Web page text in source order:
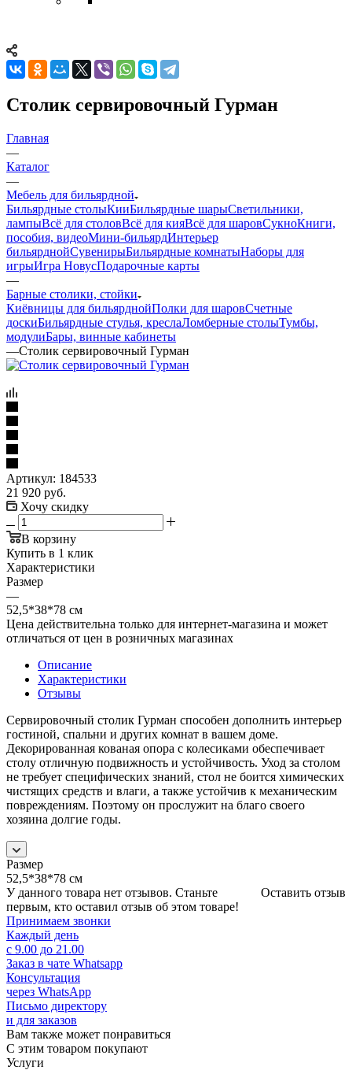
Столик сервировочный Гурман
Главная
—
Каталог
—
Мебель для бильярдной
Бильярдные столыКииБильярдные шарыСветильники,
лампыВсё для столовВсё для кияВсё для шаровСукноКниги,
пособия, видеоМини-бильярдИнтерьер
бильярднойСувенирыБильярдные комнатыНаборы для
игрыИгра НовусПодарочные карты
—
Барные столики, стойки
Киёвницы для бильярднойПолки для шаровСчетные
доскиБильярдные стулья, креслаЛомберные столыТумбы,
модулиБары, винные кабинеты
—Столик сервировочный Гурман
Артикул: 184533
21 920 руб.
Хочу скидку
В корзину
Купить в 1 клик
Характеристики
Размер
—
52,5*38*78 см
Цена действительна только для интернет-магазина и может
отличаться от цен в розничных магазинах
Описание
Характеристики
Отзывы
Сервировочный столик Гурман способен дополнить интерьер
гостиной, спальни и других комнат в вашем доме.
Декорированная кованая опора с колесиками обеспечивает
столу отличную подвижность и устойчивость. Уход за столом
не требует специфических знаний, стол не боится химических
чистящих средств и влаги, а также устойчив к механическим
повреждениям. Поэтому он прослужит на благо своего
хозяина долгие годы.
Размер
52,5*38*78 см
Оставить отзыв
У данного товара нет отзывов. Станьте
первым, кто оставил отзыв об этом товаре!
Принимаем звонки
Каждый день
с 9.00 до 21.00
Заказ в чате Whatsapp
Консультация
через WhatsApp
Письмо директору
и для заказов
Вам также может понравиться
С этим товаром покупают
Услуги